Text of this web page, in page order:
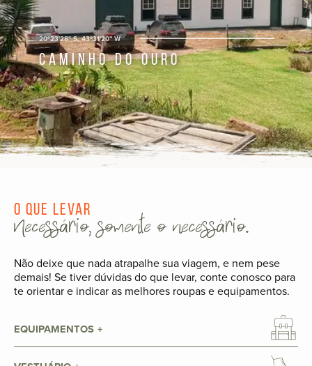
20º23'28" S, 43º31'20" W
Caminho do Ouro
O que levar
Necessário, somente o necessário.
Não deixe que nada atrapalhe sua viagem, e nem pese
demais! Se tiver dúvidas do que levar, conte conosco para
te orientar e indicar as melhores roupas e equipamentos.
EQUIPAMENTOS